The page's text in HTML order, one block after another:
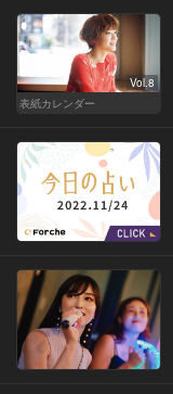
Vol.8
表紙カレンダー